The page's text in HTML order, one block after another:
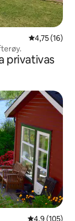
4,75 de uma
4,75 (16)
privativas
4,9 de uma
4,9 (105)